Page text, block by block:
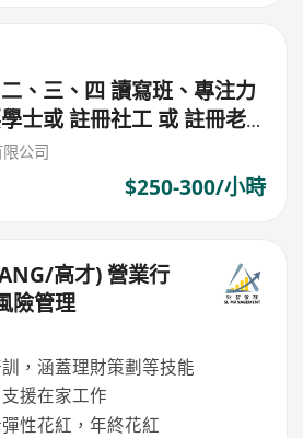
、三、四 讀寫班、專注力
士或 註冊社工 或 註冊老
堂 (筲箕灣東)
公司
$250-300/小時
高才) 營業行
險管理
，涵蓋理財策劃等技能
援在家工作
性花紅，年終花紅